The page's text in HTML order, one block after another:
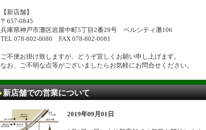
【新店舗】
〒657-0845
兵庫県神戸市灘区岩屋中町5丁目2番29号 ベルシティ灘106
TEL 078-802-0080 FAX 078-802-0081
ご不便お掛け致しますが、どうぞ宜しくお願い申し上げます。
なお、ご不明な点等がございましたらお気軽にお問合せください。
新店舗での営業について
2019年09月01日